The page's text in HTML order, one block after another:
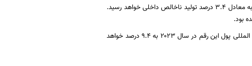
بر اساس پیش بینی این نهاد بین المللی تراز حساب‌های جاری ایران نیز در سال جاری به معادل ۳.۴ درصد تولید ناخالص داخلی خواهد رسید.
نرخ بیکاری ایران در سال قبل ۹.۳ درصد برآورد شده و بر اساس پیش بینی صندوق بین المللی پول این رقم در سال ۲۰۲۳ به ۹.۴ درصد خواهد